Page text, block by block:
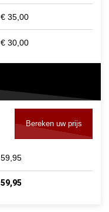
€ 35,00
€ 30,00
Bereken uw prijs
59,95
59,95